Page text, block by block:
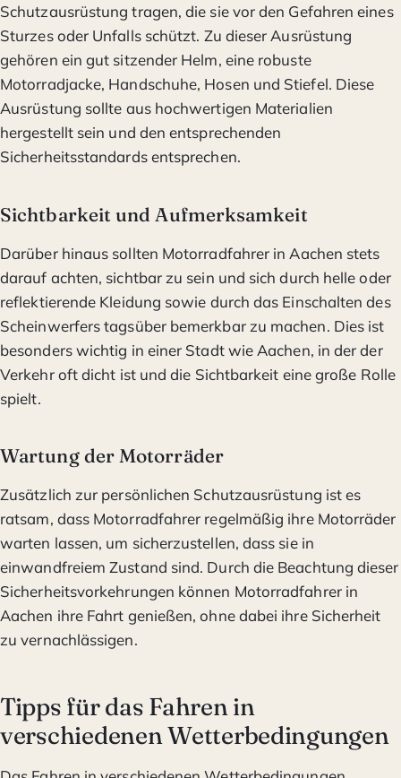
Schutzausrüstung tragen, die sie vor den Gefahren eines
Sturzes oder Unfalls schützt. Zu dieser Ausrüstung
gehören ein gut sitzender Helm, eine robuste
Motorradjacke, Handschuhe, Hosen und Stiefel. Diese
Ausrüstung sollte aus hochwertigen Materialien
hergestellt sein und den entsprechenden
Sicherheitsstandards entsprechen.
Sichtbarkeit und Aufmerksamkeit
Darüber hinaus sollten Motorradfahrer in Aachen stets
darauf achten, sichtbar zu sein und sich durch helle oder
reflektierende Kleidung sowie durch das Einschalten des
Scheinwerfers tagsüber bemerkbar zu machen. Dies ist
besonders wichtig in einer Stadt wie Aachen, in der der
Verkehr oft dicht ist und die Sichtbarkeit eine große Rolle
spielt.
Wartung der Motorräder
Zusätzlich zur persönlichen Schutzausrüstung ist es
ratsam, dass Motorradfahrer regelmäßig ihre Motorräder
warten lassen, um sicherzustellen, dass sie in
einwandfreiem Zustand sind. Durch die Beachtung dieser
Sicherheitsvorkehrungen können Motorradfahrer in
Aachen ihre Fahrt genießen, ohne dabei ihre Sicherheit
zu vernachlässigen.
Tipps für das Fahren in
verschiedenen Wetterbedingungen